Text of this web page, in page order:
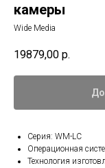
камеры
Wide Media
19879,00 р.
Серия: WM-LC
Операционная
Технология